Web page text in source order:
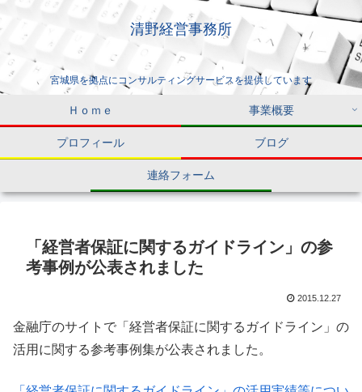
清野経営事務所
宮城県を拠点にコンサルティングサービスを提供しています
Ｈｏｍｅ 事業概要
プロフィール ブログ
連絡フォーム
「経営者保証に関するガイドライン」の参
考事例が公表されました
2015.12.27
金融庁のサイトで「経営者保証に関するガイドライン」の
活用に関する参考事例集が公表されました。